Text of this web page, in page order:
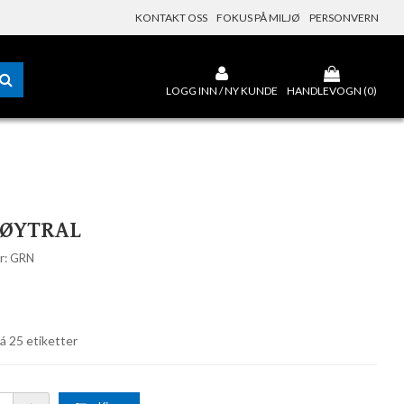
KONTAKT OSS FOKUS PÅ MILJØ PERSONVERN
LOGG INN / NY KUNDE HANDLEVOGN (0)
GRN
25 etiketter